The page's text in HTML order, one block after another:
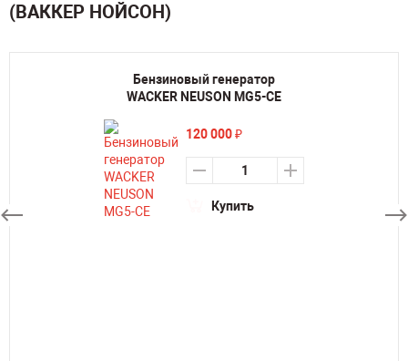
(ВАККЕР НОЙСОН)
Бензиновый генератор
WACKER NEUSON MG5-CE
120 000₽
Купить